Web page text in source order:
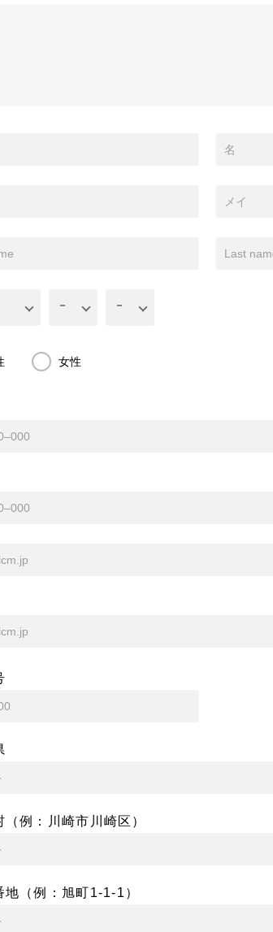
女性
（例：川崎市川崎区）
地（例：旭町1-1-1）